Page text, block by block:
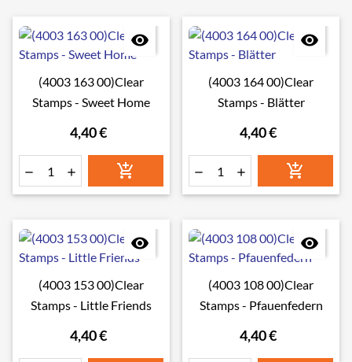

(4003 163 00)Clear
Stamps - Sweet Home
4,40 €
  

(4003 164 00)Clear
Stamps - Blätter
4,40 €
  

(4003 153 00)Clear
Stamps - Little Friends
4,40 €

(4003 108 00)Clear
Stamps - Pfauenfedern
4,40 €